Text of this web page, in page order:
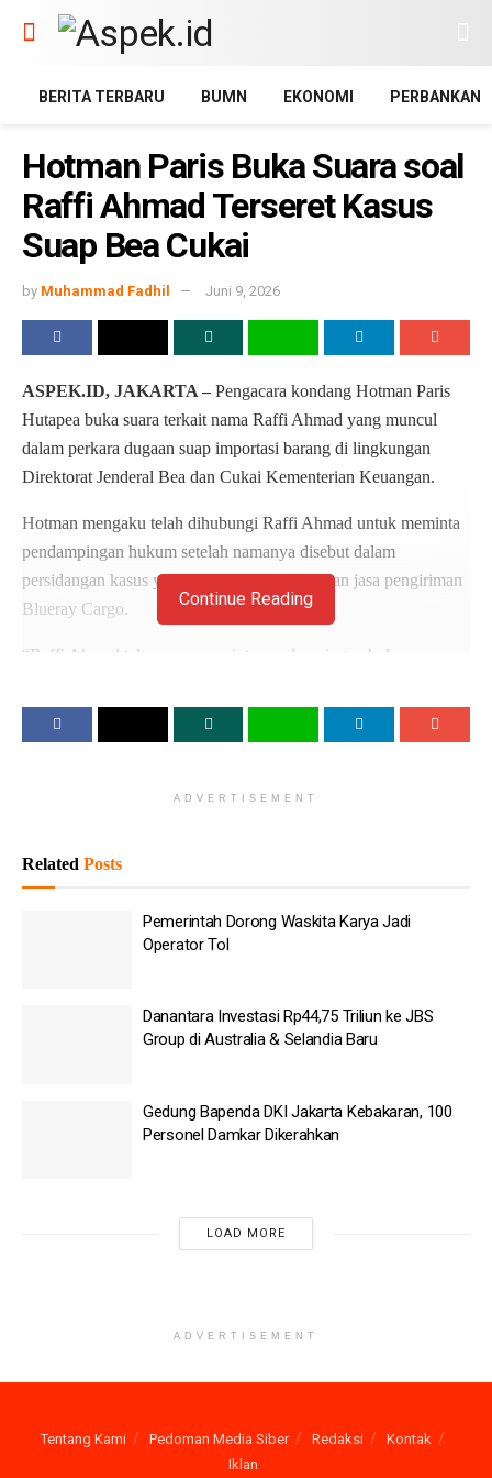
BERITA TERBARU BUMN EKONOMI PERBANKAN
Hotman Paris Buka Suara soal
Raffi Ahmad Terseret Kasus
Suap Bea Cukai
by Muhammad Fadhil Juni 9, 2026
ASPEK.ID, JAKARTA – Pengacara kondang Hotman Paris
Hutapea buka suara terkait nama Raffi Ahmad yang muncul
dalam perkara dugaan suap importasi barang di lingkungan
Direktorat Jenderal Bea dan Cukai Kementerian Keuangan.
Hotman mengaku telah dihubungi Raffi Ahmad untuk meminta
pendampingan hukum setelah namanya disebut dalam
persidangan kasus yang melibatkan perusahaan jasa pengiriman
Blueray Cargo.
“Raffi Ahmad telepon saya, minta pendampingan hukum
disebut-sebut dalam sidang soal Blueray Cargo import,” kata
Hotman dalam video yang diunggah di akun Instagram
Danantara Investasi Rp44,75 Triliun ke JBS Group di
Australia & Selandia Baru
Damkar Dikerahkan
Polri Pastikan Proses Pemeriksaan Kapolresta Banda
BGN Pecat 66 Kepala SPPG, Diduga Minta Fee
Menurut Hotman, Raffi tidak seharusnya dikaitkan dengan
kasus dugaan suap yang tengah diusut. Ia bahkan menilai ada
Amerika Serikat, Raffi tidak sendiri. Sejumlah selebritas lain
Kitchen di New York City.
Continue Reading
ADVERTISEMENT
Related Posts
Pemerintah Dorong Waskita Karya Jadi
Operator Tol
Danantara Investasi Rp44,75 Triliun ke JBS
Group di Australia & Selandia Baru
Gedung Bapenda DKI Jakarta Kebakaran, 100
Personel Damkar Dikerahkan
LOAD MORE
ADVERTISEMENT
Tentang Kami Pedoman Media Siber Redaksi
Kontak
Iklan